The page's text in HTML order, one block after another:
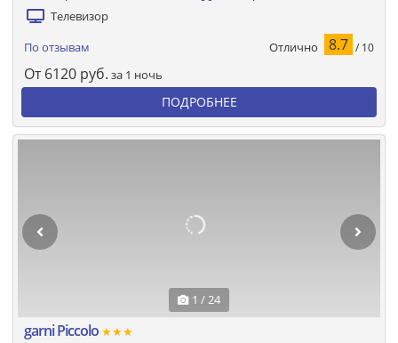
Телевизор
По отзывам Отлично 8.7 / 10
От 6120 руб. за 1 ночь
ПОДРОБНЕЕ
1 / 24
garni Piccolo ★★★